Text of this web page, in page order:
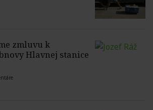
zmluvu k
Hlavnej stanice